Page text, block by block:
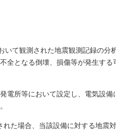
いて観測された地震観測記録の分
全となる倒壊、損傷等が発生する
電所等において設定し、電気設備
れた場合、当該設備に対する地震